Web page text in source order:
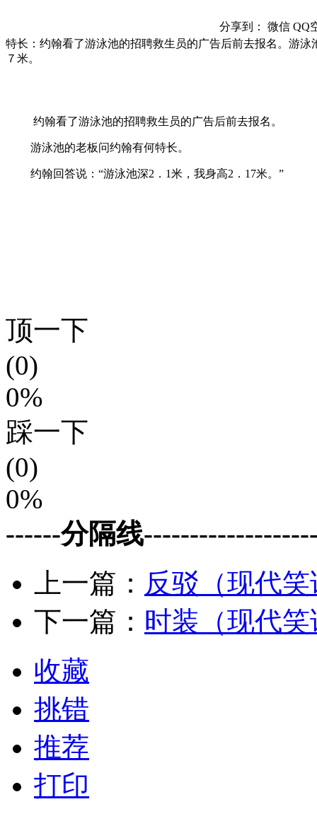
分享到： 微信 QQ
特长：约翰看了游泳池的招聘救生员的广告后前去报名。游
７米。
约翰看了游泳池的招聘救生员的广告后前去报名。
游泳池的老板问约翰有何特长。
约翰回答说：“游泳池深2．1米，我身高2．17米。”
顶一下
(0)
0%
踩一下
(0)
0%
------分隔线
上一篇： 反驳（现代
下一篇： 时装（现代
收藏
挑错
推荐
打印